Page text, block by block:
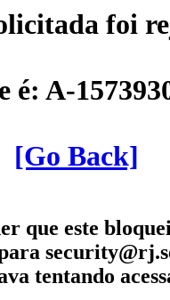
foi
é: A-
[Go Back]
que este
tentando